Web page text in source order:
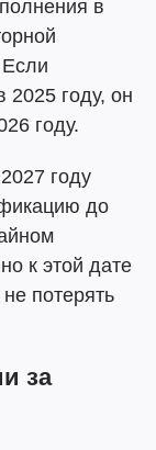
в
2025 году, он
году.
году
до
к этой дате
потерять
за